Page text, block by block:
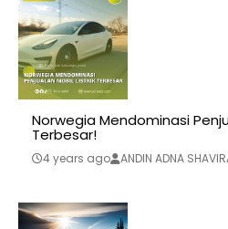
Norwegia Mendominasi
Terbesar!
4 years ago ANDIN ADNA